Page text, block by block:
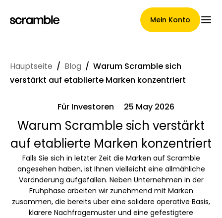
Mein Konto
Hauptseite
Konditionen der
Forderungsabtretung
Markengalerie
Hauptseite / Blog / Warum Scramble sich
verstärkt auf etablierte Marken konzentriert
Für Investoren 25 May 2026
Warum Scramble sich verstärkt
auf etablierte Marken konzentriert
Falls Sie sich in letzter Zeit die Marken auf Scramble
angesehen haben, ist Ihnen vielleicht eine allmähliche
Veränderung aufgefallen. Neben Unternehmen in der
Frühphase arbeiten wir zunehmend mit Marken
zusammen, die bereits über eine solidere operative Basis,
klarere Nachfragemuster und eine gefestigtere